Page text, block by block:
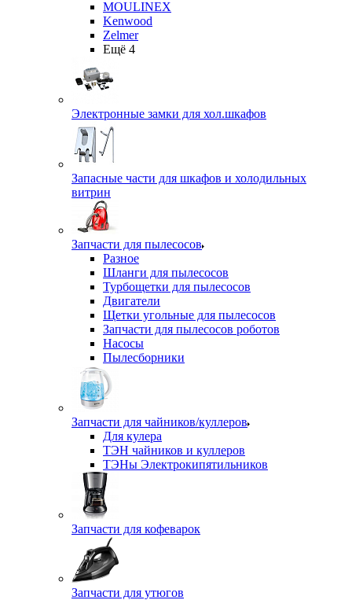
MOULINEX
Kenwood
Zelmer
Ещё 4
Электронные замки для хол.шкафов
Запасные части для шкафов и холодильных
витрин
Запчасти для пылесосов
Разное
Шланги для пылесосов
Турбощетки для пылесосов
Двигатели
Щетки угольные для пылесосов
Запчасти для пылесосов роботов
Насосы
Пылесборники
Запчасти для чайников/куллеров
Для кулера
ТЭН чайников и куллеров
ТЭНы Электрокипятильников
Запчасти для кофеварок
Запчасти для утюгов